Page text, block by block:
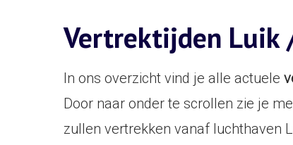
Vertrektijden Luik
In ons overzicht vind je alle actuele
Door naar onder te scrollen zie je
zullen vertrekken vanaf luchthaven